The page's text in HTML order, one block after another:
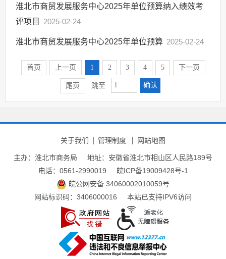
淮北市商贸发展服务中心2025年单位预算纳入绩效考
评项目
2025-02-24
淮北市商贸发展服务中心2025年单位预算 2025-02-24
首页 上一页 1 2 3 4 5 下一页
尾页 跳至 确认
关于我们 管理制度 网站地图
主办：淮北市商务局
地址：安徽省淮北市相山区人民路189号
电话：0561-2990019
皖ICP备19009428号-1
皖公网安备 34060002010059号
网站标识码：3406000016
本站已支持IPV6访问